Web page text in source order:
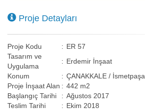
Proje Detayları
Proje Kodu : ER 57
Tasarım ve
Uygulama
: Erdemir İnşaat
Konum
: ÇANAKKALE / İsmetpaşa
Proje İnşaat Alan : 442 m2
Başlangıç Tarihi
: Ağustos 2017
Teslim Tarihi
: Ekim 2018